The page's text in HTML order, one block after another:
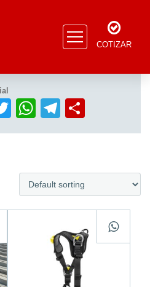
COTIZAR
TwitterWhatsApp
Telegram